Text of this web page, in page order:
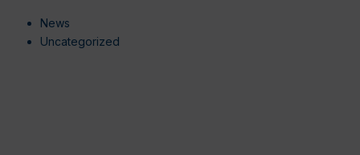
News
Uncategorized